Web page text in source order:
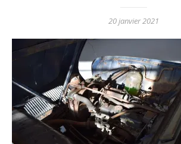
20 janvier 2021